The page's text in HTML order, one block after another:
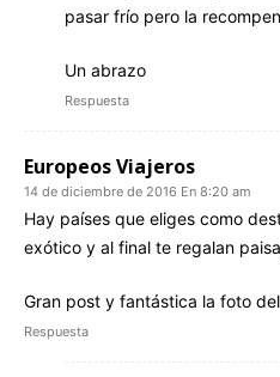
pasar frío pero la
Un abrazo
Respuesta
Europeos Viajeros
14 de diciembre de 2016 En 8:20 am
Hay países que eliges como
exótico y al final te regalan
Gran post y fantástica la foto
Respuesta